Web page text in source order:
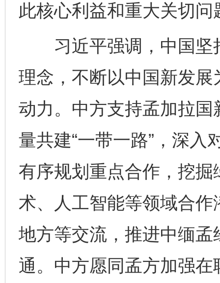
此核心利益和重大关切
习近平强调，中国坚
理念，不断以中国新发
动力。中方支持孟加拉
量共建“一带一路”，深入
有序规划重点合作，挖
术、人工智能等领域合
地方等交流，推进中缅
通。中方愿同孟方加强